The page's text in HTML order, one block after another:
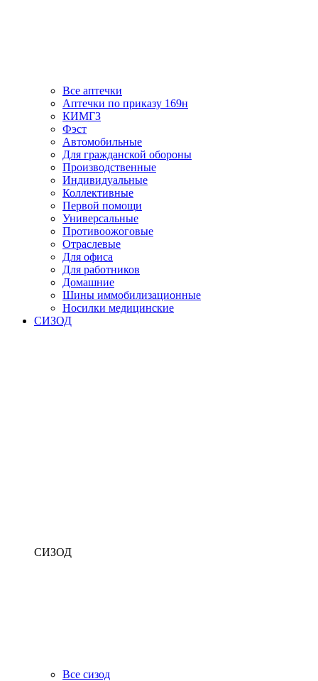
Все аптечки
Аптечки по приказу 169н
КИМГЗ
Фэст
Автомобильные
Для гражданской обороны
Производственные
Индивидуальные
Коллективные
Первой помощи
Универсальные
Противоожоговые
Отраслевые
Для офиса
Для работников
Домашние
Шины иммобилизационные
Носилки медицинские
СИЗОД
СИЗОД
Все сизод